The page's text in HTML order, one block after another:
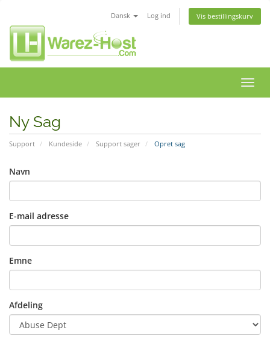
Dansk Log ind Vis bestillingskurv
Skift
Ny Sag
Support Kundeside Support sager Opret sag
Navn
E-mail adresse
Emne
Afdeling